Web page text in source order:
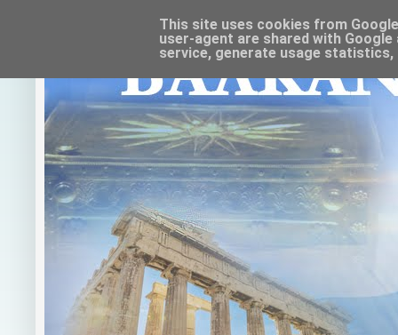
This site uses cookies from
user-agent are shared with
service, generate usage statistics,